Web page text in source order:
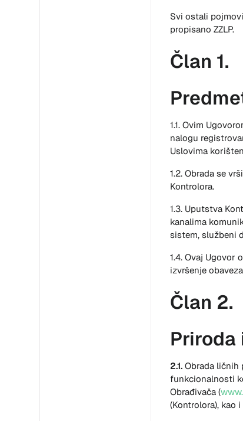
Svi ostali
propisano ZZLP.
Član 1.
1.1. Ovim
nalogu
Uslovima
1.2. Obrada se
Kontrolora.
1.3. Uputstva
kanalima
sistem, službeni
1.4. Ovaj Ugovor
izvršenje
Član 2.
Priroda
2.1. Obrada ličnih
funkcionalnosti
Obrađivača (
(Kontrolora), kao